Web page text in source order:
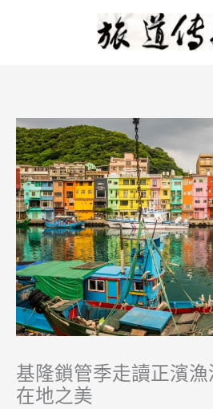
基隆鎖管季走讀正濱
在地之美